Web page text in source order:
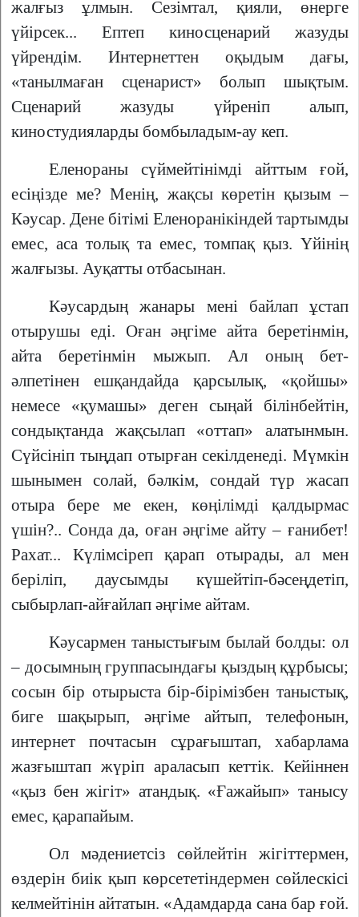
жалғыз ұлмын. Сезімтал, қияли, өнерге
үйірсек... Ептеп киносценарий жазуды
үйрендім. Интернеттен оқыдым дағы,
«танылмаған сценарист» болып шықтым.
Сценарий жазуды үйреніп алып,
киностудияларды бомбыладым-ау кеп.
Еленораны сүймейтінімді айттым ғой,
есіңізде ме? Менің, жақсы көретін қызым –
Кәусар. Дене бітімі Еленоранікіндей тартымды
емес, аса толық та емес, томпақ қыз. Үйінің
жалғызы. Ауқатты отбасынан.
Кәусардың жанары мені байлап ұстап
отырушы еді. Оған әңгіме айта беретінмін,
айта беретінмін мыжып. Ал оның бет-
әлпетінен ешқандайда қарсылық, «қойшы»
немесе «қумашы» деген сыңай білінбейтін,
сондықтанда жақсылап «оттап» алатынмын.
Сүйсініп тыңдап отырған секілденеді. Мүмкін
шынымен солай, бәлкім, сондай түр жасап
отыра бере ме екен, көңілімді қалдырмас
үшін?.. Сонда да, оған әңгіме айту – ғанибет!
Рахат... Күлімсіреп қарап отырады, ал мен
беріліп, даусымды күшейтіп-бәсеңдетіп,
сыбырлап-айғайлап әңгіме айтам.
Кәусармен таныстығым былай болды: ол
– досымның группасындағы қыздың құрбысы;
сосын бір отырыста бір-бірімізбен таныстық,
биге шақырып, әңгіме айтып, телефонын,
интернет почтасын сұрағыштап, хабарлама
жазғыштап жүріп араласып кеттік. Кейіннен
«қыз бен жігіт» атандық. «Ғажайып» танысу
емес, қарапайым.
Ол мәдениетсіз сөйлейтін жігіттермен,
өздерін биік қып көрсететіндермен сөйлескісі
келмейтінін айтатын. «Адамдарда сана бар ғой.